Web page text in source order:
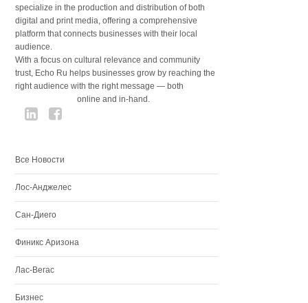
specialize in the production and distribution of both
digital and print media, offering a comprehensive
platform that connects businesses with their local
audience.
With a focus on cultural relevance and community
trust, Echo Ru helps businesses grow by reaching the
right audience with the right message — both
online and in-hand.
Все Новости
Лос-Анджелес
Сан-Диего
Финикс Аризона
Лас-Вегас
Бизнес